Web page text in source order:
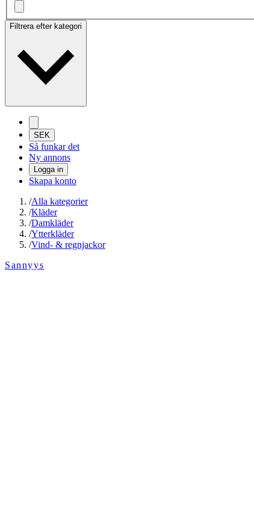
Filtrera efter kategori
SEK
Så funkar det
Ny annons
Logga in
Skapa konto
/Alla kategorier
/Kläder
/Damkläder
/Ytterkläder
/Vind- & regnjackor
Sannyys